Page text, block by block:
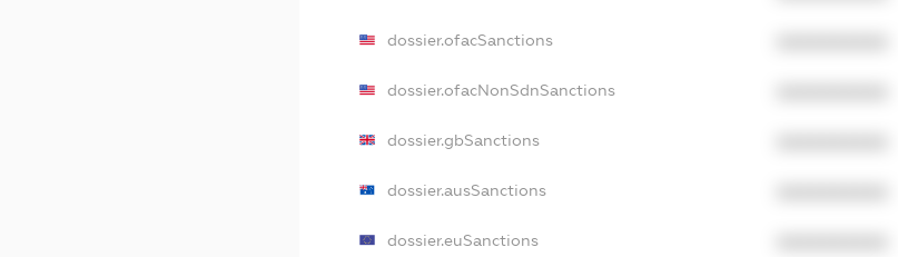
dossier.ofacSanctions
dossier.ofacNonSdnSanctions
dossier.gbSanctions
dossier.ausSanctions
dossier.euSanctions